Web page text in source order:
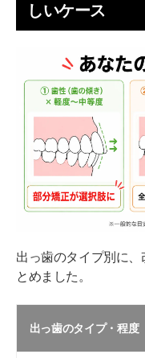
出っ歯矯正の治療
前歯だけ治せる？
マウスピース矯正
重度・骨格性の場
出っ歯矯正の費用
出っ歯は自力で治
相
出っ歯矯正のビフ
出っ歯に悩む人は
目的別｜出っ歯矯
しいケース
出っ歯のタイプ別に
とめました。
出っ歯のタイプ・程度